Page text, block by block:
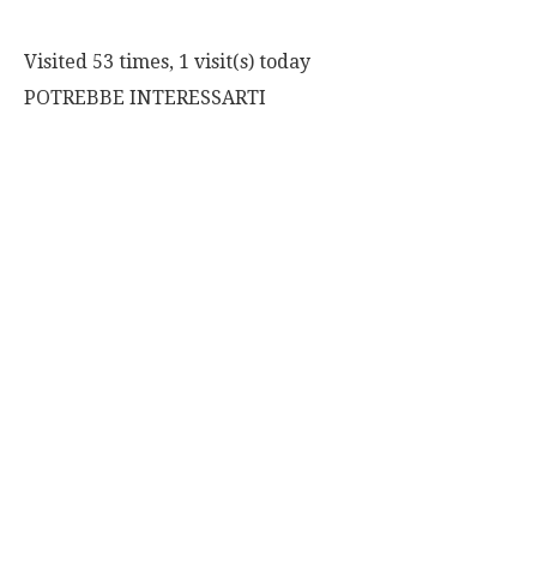
Visited 53 times, 1 visit(s) today
POTREBBE INTERESSARTI